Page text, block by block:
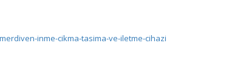
inme-cikma-tasima-ve-iletme-cihazi